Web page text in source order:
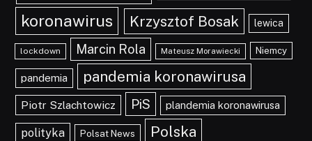
koronawirus Krzysztof Bosak lewica
lockdown Marcin Rola Mateusz Morawiecki Niemcy
pandemia pandemia koronawirusa
Piotr Szlachtowicz PiS plandemia koronawirusa
polityka Polsat News Polska